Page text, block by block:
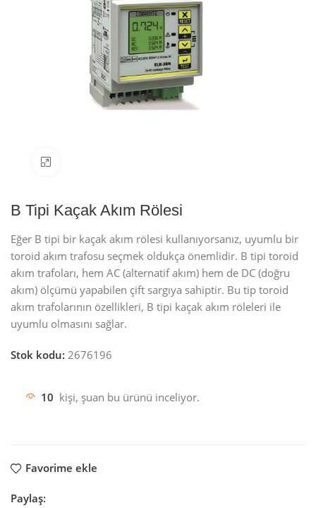
B Tipi Kaçak Akım Rölesi
Eğer B tipi bir kaçak akım rölesi kullanıyorsanız, uyumlu bir
toroid akım trafosu seçmek oldukça önemlidir. B tipi toroid
akım trafoları, hem AC (alternatif akım) hem de DC (doğru
akım) ölçümü yapabilen çift sargıya sahiptir. Bu tip toroid
akım trafolarının özellikleri, B tipi kaçak akım röleleri ile
uyumlu olmasını sağlar.
Stok kodu: 2676196
10 kişi, şuan bu ürünü inceliyor.
Favorime ekle
Paylaş: